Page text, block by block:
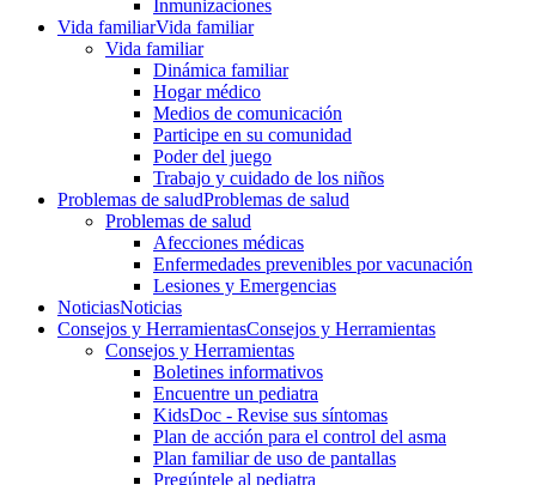
Inmunizaciones
Vida familiarVida familiar
Vida familiar
Dinámica familiar
Hogar médico
Medios de comunicación
Participe en su comunidad
Poder del juego
Trabajo y cuidado de los niños
Problemas de saludProblemas de salud
Problemas de salud
Afecciones médicas
Enfermedades prevenibles por vacunación
Lesiones y Emergencias
NoticiasNoticias
Consejos y HerramientasConsejos y Herramientas
Consejos y Herramientas
Boletines informativos
Encuentre un pediatra
KidsDoc - Revise sus síntomas
Plan de acción para el control del asma
Plan familiar de uso de pantallas
Pregúntele al pediatra